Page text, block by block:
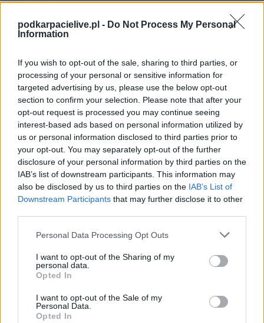
podkarpacielive.pl - Do Not Process My Personal
Information
If you wish to opt-out of the sale, sharing to third parties, or
processing of your personal or sensitive information for
targeted advertising by us, please use the below opt-out
section to confirm your selection. Please note that after your
opt-out request is processed you may continue seeing
interest-based ads based on personal information utilized by
us or personal information disclosed to third parties prior to
your opt-out. You may separately opt-out of the further
disclosure of your personal information by third parties on the
IAB’s list of downstream participants. This information may
also be disclosed by us to third parties on the IAB’s List of
Downstream Participants that may further disclose it to other
Please note that this website/app uses one or more Google
not limited to your visit or usage behaviour. You may click to
grant or deny consent to Google and its third-party tags to
use your data for below specified purposes in below Google
consent section.
Personal Data Processing Opt Outs
I want to opt-out of the Sharing of my
personal data.
Opted In
I want to opt-out of the Sale of my
Personal Data.
Opted In
zostanie w ramach Jarosław > Klasa Okręgowa (9. kolejki - Klasa O
Jarosław).
bramek, kartki, składy, statystyki i informacje o przebiegu
spotkania. To kompletne źródło danych dla kibiców i pasjonatów
lokalnej piłki nożnej. Jeżeli aktualnie nie widzisz tutaj danych z pewnością
pracujemy nad tym żeby je uzupełnić.
Wynik meczu Fenix Leszno vs Promyk Urzejowice
Po zakończeniu spotkania automatycznie publikujemyoficjalny wynik
spotkania, a także dane meczowe, jeśli są dostępne.
Pełny harmonogram rozgrywek dostępny jest tutaj:Jarosław > Klasa
Okręgowa - terminarz.
Informacje o składach i strzelcach
W miarę dostępności danych, publikujemyskłady wyjściowe,
aktualizujemy zależnie od poziomu ligi i dostępnych źródeł.
Śledź mecze swojej drużyny
Jeśli jesteś kibicem klubu Fenix Leszno lub Promyk Urzejowice - zaglądaj
tutaj częściej. Nasz serwis regularnie dostarcza informacje o terminach
meczów, wynikach, transferach i newsach klubowych
piłkarskichw województwie. Sprawdź nasze relacje, śledź ulubioną ligę i
bądź na bieżąco z wydarzeniami z boisk!